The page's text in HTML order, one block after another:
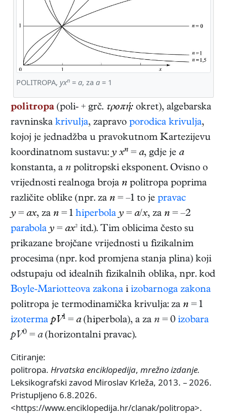
POLITROPA, yxn = a, za a = 1
politropa (poli- + grč. τροπή: okret), algebarska
ravninska krivulja, zapravo porodica krivulja,
kojoj je jednadžba u pravokutnom Kartezijevu
koordinatnom sustavu: y xn = a, gdje je a
konstanta, a n politropski eksponent. Ovisno o
vrijednosti realnoga broja n politropa poprima
različite oblike (npr. za n = –1 to je pravac
y = ax, za n = 1 hiperbola y = a/x, za n = –2
parabola y = ax² itd.). Tim oblicima često su
prikazane brojčane vrijednosti u fizikalnim
procesima (npr. kod promjena stanja plina) koji
odstupaju od idealnih fizikalnih oblika, npr. kod
Boyle-Mariotteova zakona i izobarnoga zakona
politropa je termodinamička krivulja: za n = 1
izoterma pV1 = a(hiperbola), a za n = 0 izobara
pV0 = a(horizontalni pravac).
Citiranje:
politropa. Hrvatska enciklopedija, mrežno izdanje.
Leksikografski zavod Miroslav Krleža, 2013. – 2026.
Pristupljeno 6.8.2026.
<https://www.enciklopedija.hr/clanak/politropa>.